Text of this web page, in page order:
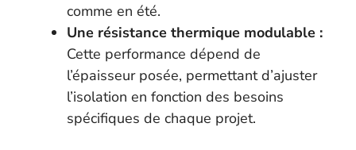
comme en été.
Une résistance thermique modulable :
Cette performance dépend de
l’épaisseur posée, permettant d’ajuster
l’isolation en fonction des besoins
spécifiques de chaque projet.